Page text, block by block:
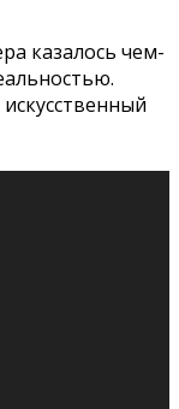
когда
бороться со